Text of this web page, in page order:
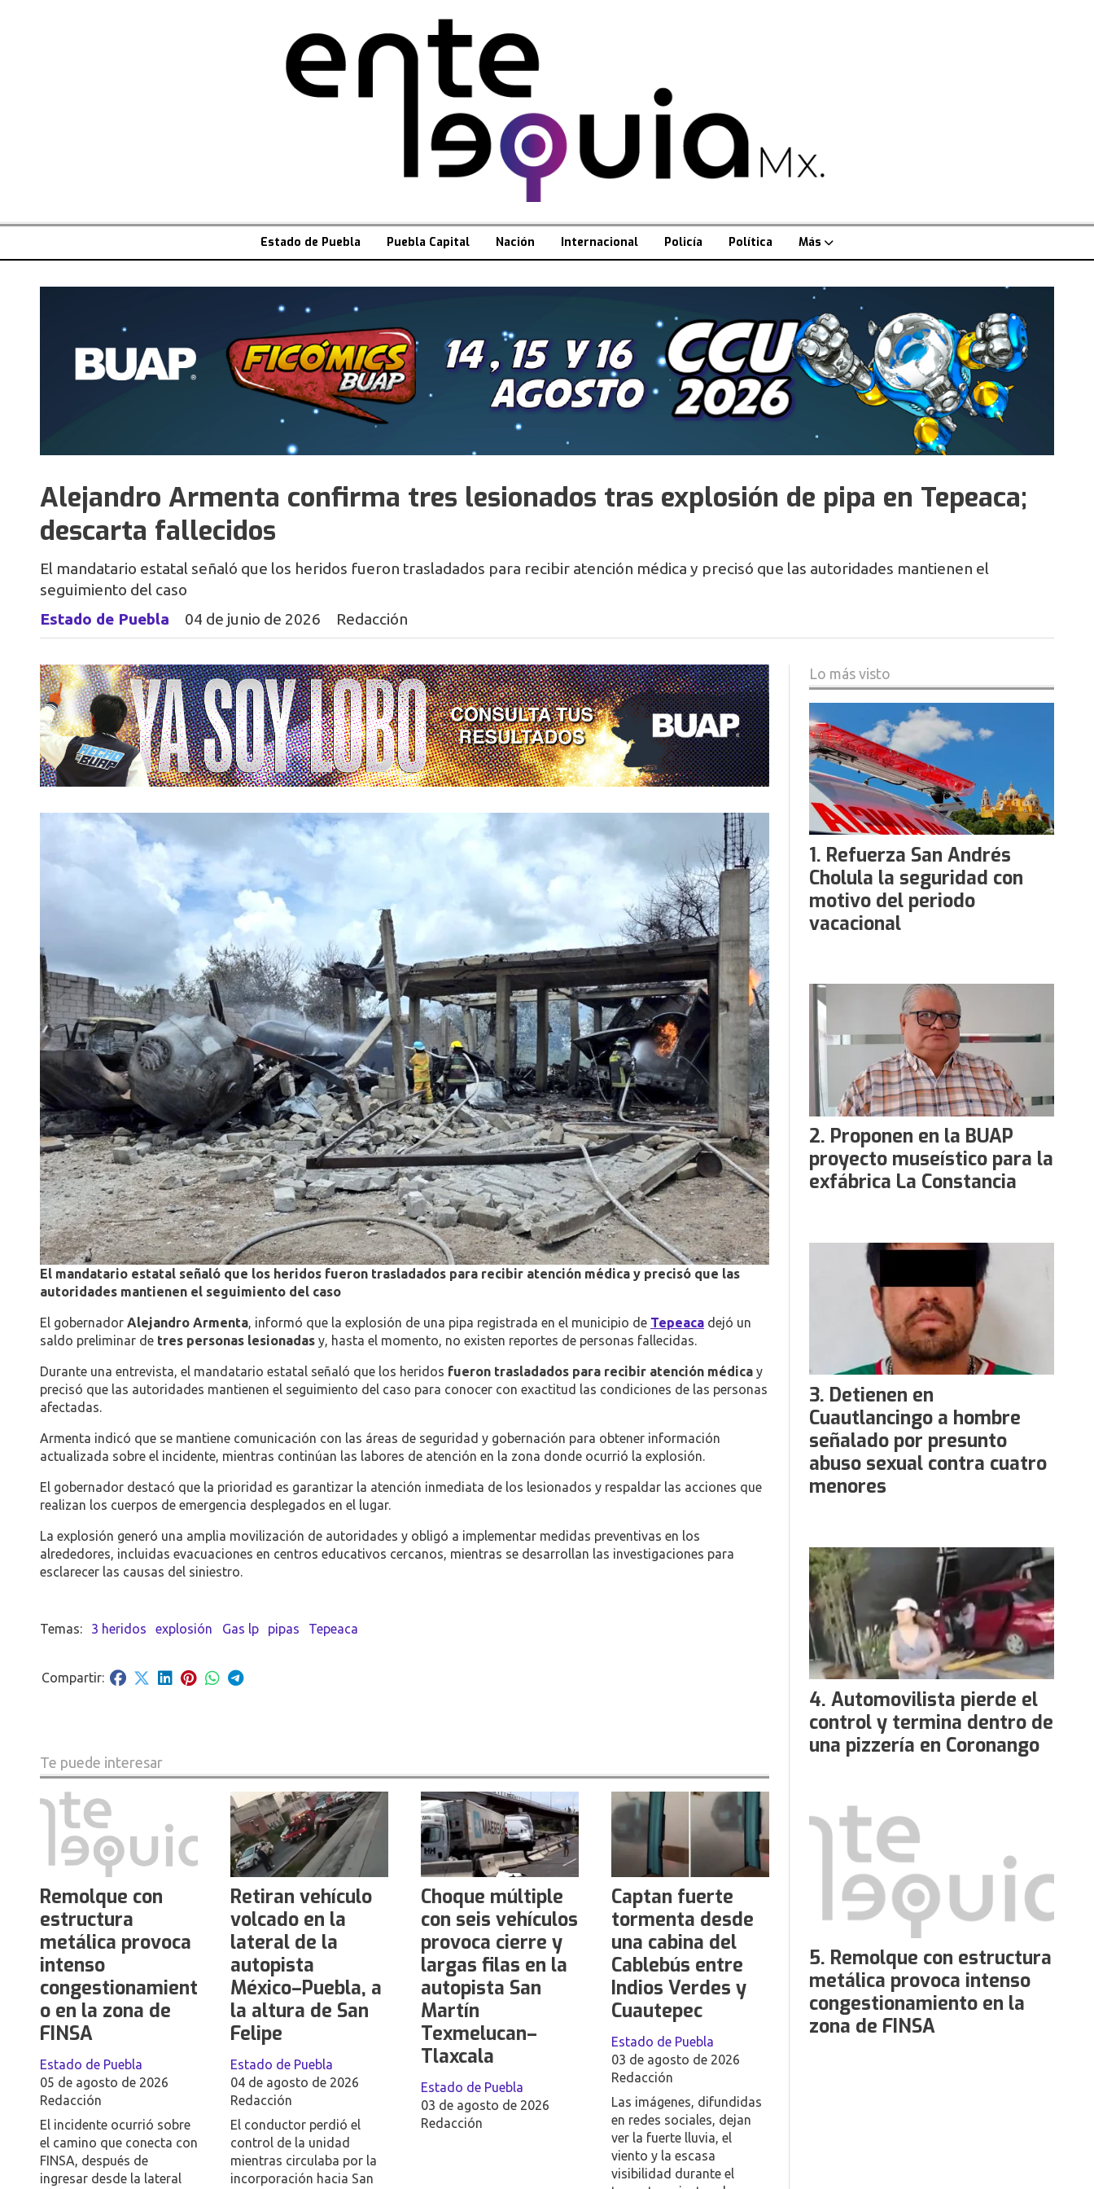
Estado de Puebla Puebla Capital Nación Internacional Policía Política Más
Alejandro Armenta confirma tres lesionados tras explosión de pipa en Tepeaca;
descarta fallecidos
El mandatario estatal señaló que los heridos fueron trasladados para recibir atención médica y precisó que las autoridades mantienen el
seguimiento del caso
Estado de Puebla
04 de junio de 2026 Redacción
El mandatario estatal señaló que los heridos fueron trasladados para recibir atención médica y precisó que las
autoridades mantienen el seguimiento del caso
El gobernador Alejandro Armenta, informó que la explosión de una pipa registrada en el municipio de Tepeaca dejó un
saldo preliminar de tres personas lesionadas y, hasta el momento, no existen reportes de personas fallecidas.
Durante una entrevista, el mandatario estatal señaló que los heridos fueron trasladados para recibir atención médica y
precisó que las autoridades mantienen el seguimiento del caso para conocer con exactitud las condiciones de las personas
afectadas.
Armenta indicó que se mantiene comunicación con las áreas de seguridad y gobernación para obtener información
actualizada sobre el incidente, mientras continúan las labores de atención en la zona donde ocurrió la explosión.
El gobernador destacó que la prioridad es garantizar la atención inmediata de los lesionados y respaldar las acciones que
realizan los cuerpos de emergencia desplegados en el lugar.
La explosión generó una amplia movilización de autoridades y obligó a implementar medidas preventivas en los
alrededores, incluidas evacuaciones en centros educativos cercanos, mientras se desarrollan las investigaciones para
esclarecer las causas del siniestro.
3 heridos explosión Gas lp pipas Tepeaca
Te puede interesar
Remolque con
estructura
metálica provoca
intenso
congestionamient
o en la zona de
FINSA
Redacción
Estado de Puebla
05 de agosto de 2026
El incidente ocurrió sobre
el camino que conecta con
FINSA, después de
ingresar desde la lateral
Retiran vehículo
volcado en la
lateral de la
autopista
México–Puebla, a
la altura de San
Felipe
Redacción
Estado de Puebla
04 de agosto de 2026
El conductor perdió el
control de la unidad
mientras circulaba por la
incorporación hacia San
Choque múltiple
con seis vehículos
provoca cierre y
largas filas en la
autopista San
Martín
Texmelucan–
Tlaxcala
Redacción
Estado de Puebla
03 de agosto de 2026
Captan fuerte
tormenta desde
una cabina del
Cablebús entre
Indios Verdes y
Cuautepec
Redacción
Estado de Puebla
03 de agosto de 2026
Las imágenes, difundidas
en redes sociales, dejan
ver la fuerte lluvia, el
viento y la escasa
visibilidad durante el
Lo más visto
Refuerza San Andrés
Cholula la seguridad con
motivo del periodo
vacacional
Proponen en la BUAP
proyecto museístico para la
exfábrica La Constancia
Detienen en
Cuautlancingo a hombre
señalado por presunto
abuso sexual contra cuatro
menores
Automovilista pierde el
control y termina dentro de
una pizzería en Coronango
Remolque con estructura
metálica provoca intenso
congestionamiento en la
zona de FINSA